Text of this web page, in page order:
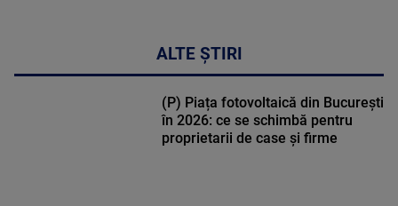
ALTE ȘTIRI
(P) Piața fotovoltaică din București
în 2026: ce se schimbă pentru
proprietarii de case și firme